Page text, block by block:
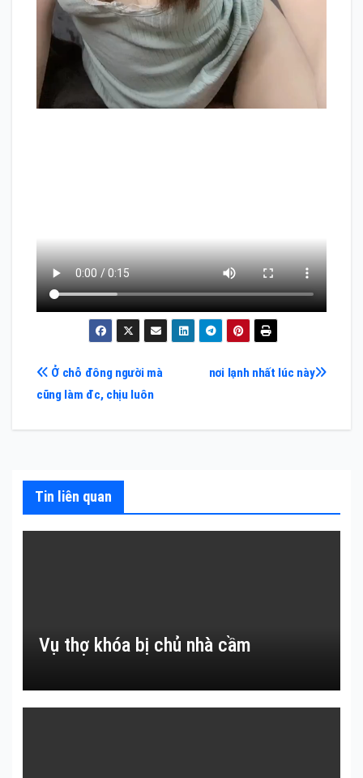
Điều
hướng
viết
nơi lạnh nhất lúc này
Ở chỗ đông người mà
cũng làm đc, chịu luôn
Tin liên quan
Vụ thợ khóa bị chủ nhà cầm